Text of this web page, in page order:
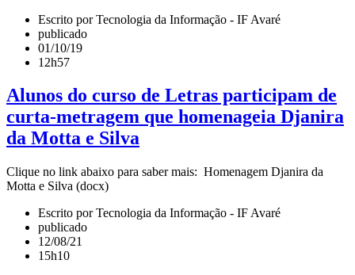
Escrito por Tecnologia da Informação - IF Avaré
publicado
01/10/19
12h57
Alunos do curso de Letras participam de
curta-metragem que homenageia Djanira
da Motta e Silva
Clique no link abaixo para saber mais: Homenagem Djanira da
Motta e Silva (docx)
Escrito por Tecnologia da Informação - IF Avaré
publicado
12/08/21
15h10